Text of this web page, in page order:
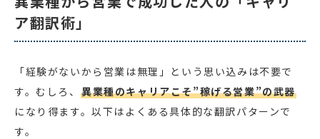
ア翻訳術」
「経験がないから営業は無理」という思い込みは不要で
す。むしろ、 異業種のキャリアこそ”稼げる営業”の武器
になり得ます。以下はよくある具体的な翻訳パターンで
す。